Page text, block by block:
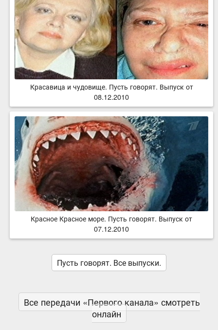
Красавица и чудовище. Пусть говорят. Выпуск от
08.12.2010
Красное Красное море. Пусть говорят. Выпуск от
07.12.2010
Пусть говорят. Все выпуски.
Все передачи «Первого канала» смотреть
онлайн